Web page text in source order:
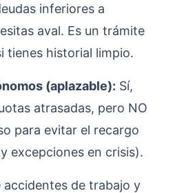
inferiores a
aval. Es un trámite
tienes historial limpio.
(aplazable): Sí,
atrasadas, pero NO
para evitar el recargo
excepciones en crisis).
accidentes de trabajo y